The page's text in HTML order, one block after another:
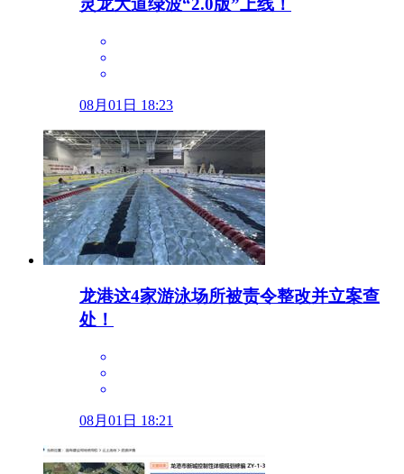
灵龙大道绿波“2.0版”上线！
08月01日 18:23
龙港这4家游泳场所被责令整改并立案查
处！
08月01日 18:21